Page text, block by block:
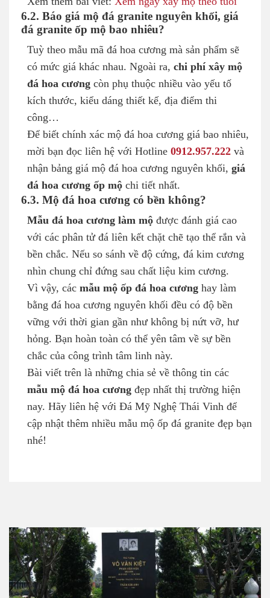
6.2. Báo giá mộ đá granite nguyên khối, giá
đá granite ốp mộ bao nhiêu?
Tuỳ theo mẫu mã đá hoa cương mà sản phẩm sẽ
có mức giá khác nhau. Ngoài ra, chi phí xây mộ
đá hoa cương còn phụ thuộc nhiều vào yếu tố
kích thước, kiểu dáng thiết kế, địa điểm thi
công…
Để biết chính xác mộ đá hoa cương giá bao nhiêu,
mời bạn đọc liên hệ với Hotline 0912.957.222 và
nhận bảng giá mộ đá hoa cương nguyên khối, giá
đá hoa cương ốp mộ chi tiết nhất.
6.3. Mộ đá hoa cương có bền không?
Mẫu đá hoa cương làm mộ được đánh giá cao
với các phân tử đá liên kết chặt chẽ tạo thể rắn và
bền chắc. Nếu so sánh về độ cứng, đá kim cương
nhìn chung chỉ đứng sau chất liệu kim cương.
Vì vậy, các mẫu mộ ốp đá hoa cương hay làm
bằng đá hoa cương nguyên khối đều có độ bền
vững với thời gian gần như không bị nứt vỡ, hư
hỏng. Bạn hoàn toàn có thể yên tâm về sự bền
chắc của công trình tâm linh này.
Bài viết trên là những chia sẻ về thông tin các
mẫu mộ đá hoa cương đẹp nhất thị trường hiện
nay. Hãy liên hệ với Đá Mỹ Nghệ Thái Vinh để
cập nhật thêm nhiều mẫu mộ ốp đá granite đẹp bạn
nhé!